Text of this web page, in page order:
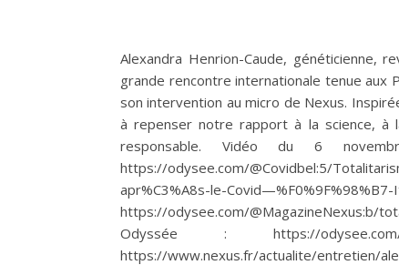
Alexandra Henrion-Caude, généticienne,
grande rencontre internationale tenue aux
son intervention au micro de Nexus.
à repenser notre rapport à la science,
responsable. Vidéo du 6
https://odysee.com/@Covidbel:5/
apr%C3%A8s-le-
https://odysee.com/@MagazineNexus:b/
Odyssée : https://
https://www.nexus.fr/actualite/entretien/